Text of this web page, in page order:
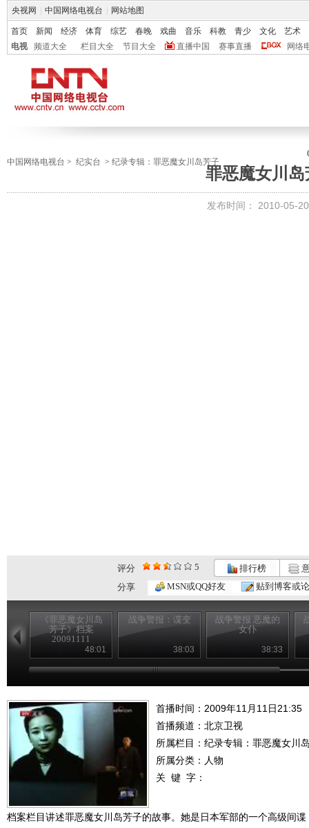
央视网 中国网络电视台 网站地图
首页 新闻 经济 体育 综艺 春晚 戏曲 音乐 科教 青少 文化
艺术
电视
频道大全 栏目大全 节目大全 直播中国 赛事直播 网络
中国网络电视台 > 纪实台 > 纪录专辑：罪恶魔女川岛芳子
罪恶魔女川岛
发布时间： 2010-05-
评分 5 排行榜
分享
MSN或QQ好友 贴到博客或
《罪恶魔女川岛
芳子》档案
20091111
48:01
战争警报：谍变
38:03
战争警报 恶魔的
女仆
38:33
首播时间：2009年11月11日21:35
首播频道： 北京卫视
所属栏目： 纪录专辑：罪恶魔女川
所属分类：人物
关 键 字：
档案栏目讲述罪恶魔女川岛芳子的故事。她是日本军部的一个高级间